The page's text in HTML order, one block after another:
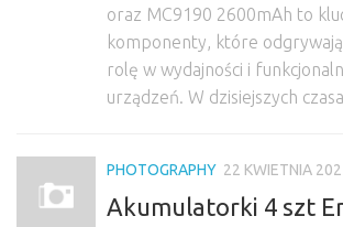
oraz MC9190 2600mAh to
komponenty, które
rolę w wydajności i
urządzeń. W dzisiejszych
PHOTOGRAPHY 22 KWIETNIA
Akumulatorki 4 szt